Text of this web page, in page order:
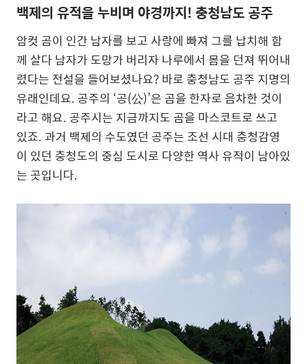
백제의 유적을 누비며 야경까지! 충청남도 공주
암컷 곰이 인간 남자를 보고 사랑에 빠져 그를 납치해 함
께 살다 남자가 도망가 버리자 나루에서 몸을 던져 뛰어내
렸다는 전설을 들어보셨나요? 바로 충청남도 공주 지명의
유래인데요. 공주의 ‘공(公)’은 곰을 한자로 음차한 것이
라고 해요. 공주시는 지금까지도 곰을 마스코트로 쓰고
있죠. 과거 백제의 수도였던 공주는 조선 시대 충청감영
이 있던 충청도의 중심 도시로 다양한 역사 유적이 남아있
는 곳입니다.